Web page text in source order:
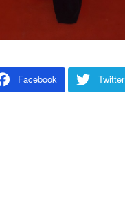
Facebook
Twitter